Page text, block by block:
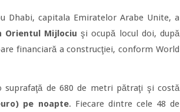
Dhabi, capitala Emiratelor Arabe Unite, a
Orientul Mijlociu şi ocupă locul doi, după
financiară a construcţiei, conform World
de 680 de metri pătraţi şi costă
pe noapte. Fiecare dintre cele 48 de